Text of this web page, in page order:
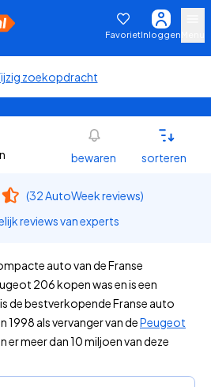
FavorietInloggen
zoekopdracht
bewaren sorteren
(32 AutoWeek reviews)
reviews van experts
auto van de Franse
206 kopen was en is een
de bestverkopende Franse auto
1998 als vervanger van dePeugeot
er meer dan 10 miljoen van deze